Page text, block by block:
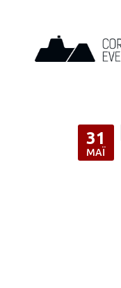
31
ΜΆΙ